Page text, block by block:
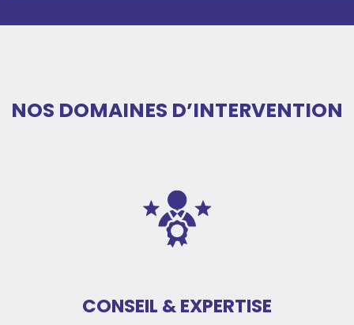
NOS DOMAINES D’INTERVENTION
CONSEIL & EXPERTISE